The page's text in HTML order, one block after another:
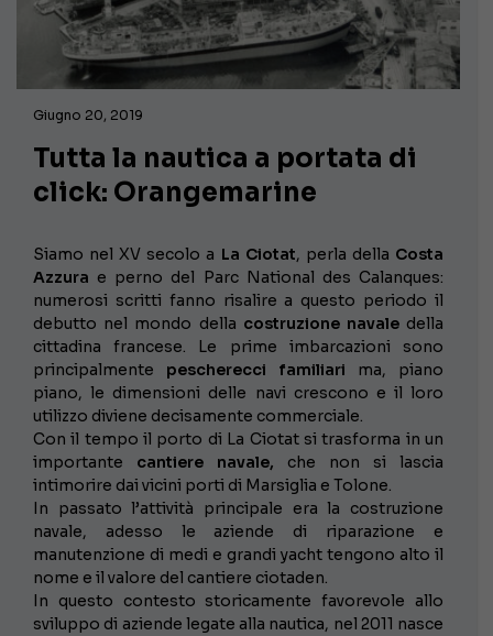
Giugno 20, 2019
Tutta la nautica a portata di
click: Orangemarine
Siamo nel XV secolo a La Ciotat, perla della Costa
Azzura e perno del Parc National des Calanques:
numerosi scritti fanno risalire a questo periodo il
debutto nel mondo della costruzione navaledella
cittadina francese. Le prime imbarcazioni sono
principalmente pescherecci familiari ma, piano
piano, le dimensioni delle navi crescono e il loro
utilizzo diviene decisamente commerciale.
Con il tempo il porto di La Ciotat si trasforma in un
importante cantiere navale, che non si lascia
intimorire dai vicini porti di Marsiglia e Tolone.
In passato l’attività principale era la costruzione
navale, adesso le aziende di riparazione e
manutenzione di medi e grandi yacht tengono alto il
nome e il valore del cantiere ciotaden.
In questo contesto storicamente favorevole allo
sviluppo di aziende legate alla nautica, nel 2011 nasce